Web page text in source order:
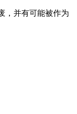
，并有可能被作为